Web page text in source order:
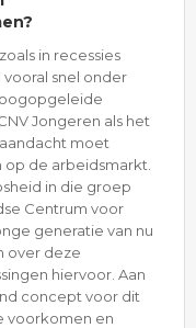
in recessies
snel onder
Jongeren als het
moet
de arbeidsmarkt.
in die groep
Centrum voor
generatie van nu
over deze
hiervoor. Aan
concept voor dit
voorkomen en